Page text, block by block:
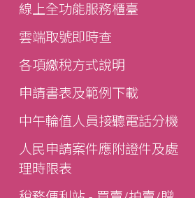
線上全功能服務櫃臺
雲端取號即時查
各項繳稅方式說明
申請書表及範例下載
中午輪值人員接聽電話分機
人民申請案件應附證件及處
理時限表